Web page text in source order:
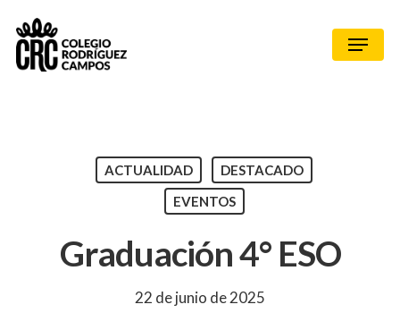
ACTUALIDAD
DESTACADO
EVENTOS
Graduación 4° ESO
22 de junio de 2025